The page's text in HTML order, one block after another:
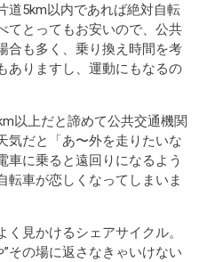
道5km以内であれば絶対自転
てとってもお安いので、公共
合も多く、乗り換え時間を考
ありますし、運動にもなるの
以上だと諦めて公共交通機関
気だと「あ〜外を走りたいな
車に乗ると遠回りになるよう
転車が恋しくなってしまいま
見かけるシェアサイクル。
その場に返さなきゃいけない